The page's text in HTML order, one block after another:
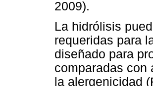
2009).
La hidrólisis
requeridas para
diseñado para
comparadas con
la alergenicidad